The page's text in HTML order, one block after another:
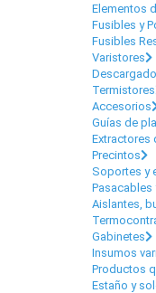
Elementos
Fusibles y
Fusibles
Varistores
Termistores
Accesorios
Guías de
Extractores
Precintos
Soportes y
Pasacables
Aislantes,
Gabinetes
Insumos
Productos
Estaño y